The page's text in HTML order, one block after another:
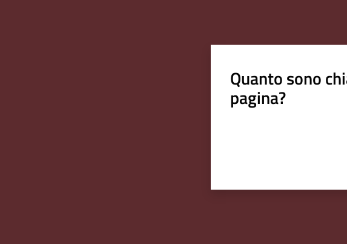
Quanto sono
pagina?